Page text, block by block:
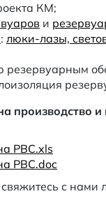
КМ;
и
: люки-лазы,
резервуарным
производство
РВС.xls
РВС.doc
с нами